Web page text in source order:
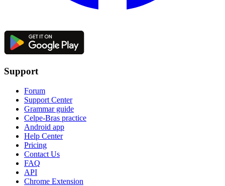
Support
Forum
Support Center
Grammar guide
Celpe-Bras practice
Android app
Help Center
Pricing
Contact Us
FAQ
API
Chrome Extension